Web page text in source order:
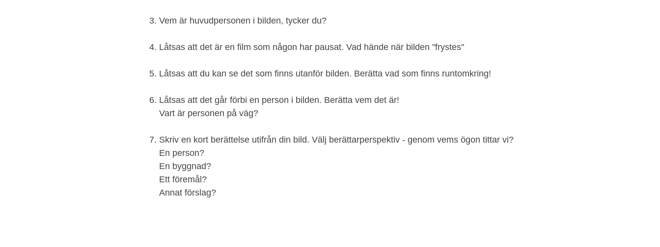
Vem är huvudpersonen i bilden, tycker du?
Låtsas att det är en film som någon har pausat. Vad hände när bilden "frystes"
Låtsas att du kan se det som finns utanför bilden. Berätta vad som finns runtomkring!
Låtsas att det går förbi en person i bilden. Berätta vem det är!
Vart är personen på väg?
Skriv en kort berättelse utifrån din bild. Välj berättarperspektiv - genom vems ögon tittar vi?
En person?
En byggnad?
Ett föremål?
Annat förslag?